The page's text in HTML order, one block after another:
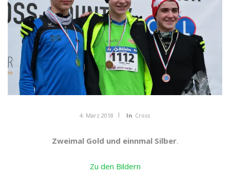
4. März 2018 In Cross
Zweimal Gold und einnmal Silber.
Zu den Bildern